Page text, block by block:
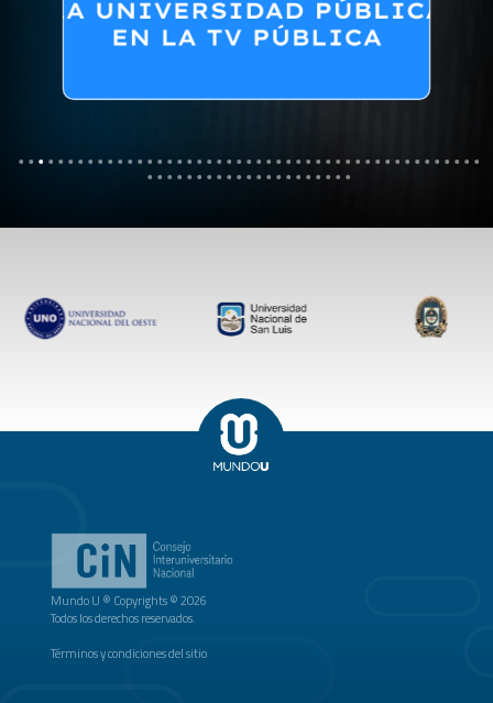
Mundo U ® Copyrights © 2026
Todos los derechos reservados.
Términos y condiciones del sitio